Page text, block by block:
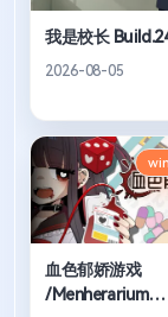
我是校长
2026-08-05
血色郁娇游戏
/Menherarium